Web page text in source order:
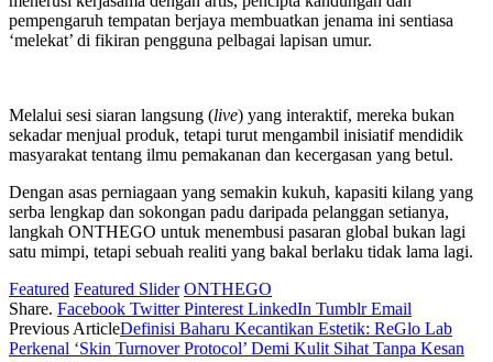
pempengaruh tempatan berjaya membuatkan jenama ini sentiasa
‘melekat’ di fikiran pengguna pelbagai lapisan umur.
Melalui sesi siaran langsung (live) yang interaktif, mereka bukan
sekadar menjual produk, tetapi turut mengambil inisiatif mendidik
masyarakat tentang ilmu pemakanan dan kecergasan yang betul.
Dengan asas perniagaan yang semakin kukuh, kapasiti kilang yang
serba lengkap dan sokongan padu daripada pelanggan setianya,
langkah ONTHEGO untuk menembusi pasaran global bukan lagi
satu mimpi, tetapi sebuah realiti yang bakal berlaku tidak lama lagi.
Featured Featured Slider ONTHEGO
Share. Facebook Twitter Pinterest LinkedIn Tumblr Email
Previous ArticleDefinisi Baharu Kecantikan Estetik: ReGlo Lab
Perkenal ‘Skin Turnover Protocol’ Demi Kulit Sihat Tanpa Kesan